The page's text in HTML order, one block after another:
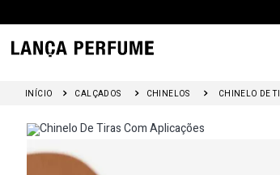
CALÇADOS CHINELOS